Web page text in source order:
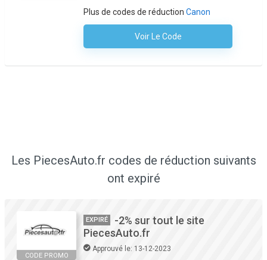
Plus de codes de réduction Canon
Voir Le Code
Aucun Code N'est Nécessaire
Les PiecesAuto.fr codes de réduction suivants
ont expiré
CODE PROMO
EXPIRÉ
-2% sur tout le site
PiecesAuto.fr
Approuvé le: 13-12-2023